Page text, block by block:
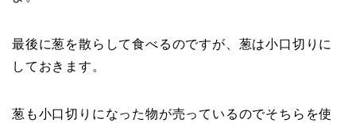
最後に葱を散らして食べるのですが、葱は小口切りに
しておきます。
葱も小口切りになった物が売っているのでそちらを使